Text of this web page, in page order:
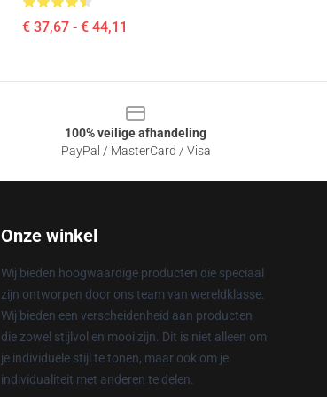
€ 37,67 - € 44,11
100% veilige afhandeling
PayPal / MasterCard / Visa
Onze winkel
Wij bieden hoogwaardige producten die speciaal
zijn ontworpen door ons team van wereldklasse.
Wij bieden een verscheidenheid aan producten
die zowel stijlvol en mooi zijn. Dit is niet alleen om
je individuele stijl te tonen, maar ook om je
individualiteit met anderen te delen.